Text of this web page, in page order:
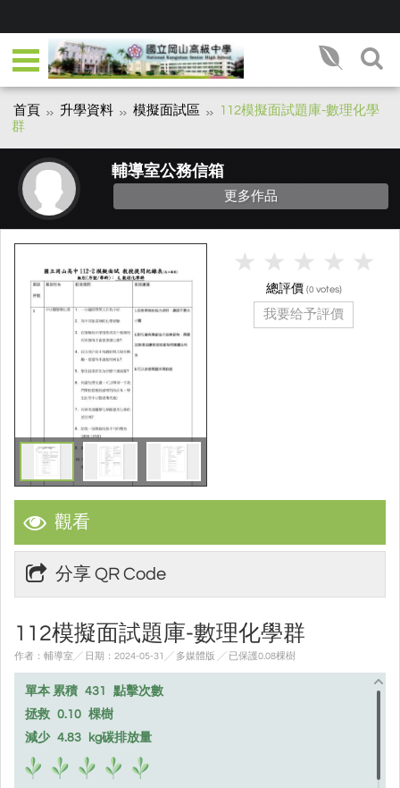
首頁 升學資料 模擬面試區
112模擬面試題庫-數理化學
群
輔導室公務信箱
更多作品
觀看
分享 QR Code
112模擬面試題庫-數理化學群
作者：輔導室╱ 日期：2024-05-31╱ 多媒體版 ╱ 已保護0.08棵樹
單本 累積 431
點擊次數
拯救 0.10 棵樹
減少 4.83 kg碳排放量
總評價 (0 votes)
我要给予評價